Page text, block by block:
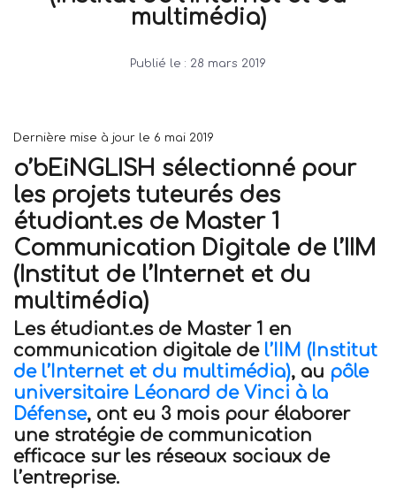
multimédia)
Publié le : 28 mars 2019
Dernière mise à jour le 6 mai 2019
o’bEiNGLISH sélectionné pour
les projets tuteurés des
étudiant.es de Master 1
Communication Digitale de l’IIM
(Institut de l’Internet et du
multimédia)
Les étudiant.es de Master 1 en
communication digitale de l’IIM (Institut
de l’Internet et du multimédia), au pôle
universitaire Léonard de Vinci à la
Défense, ont eu 3 mois pour élaborer
une stratégie de communication
efficace sur les réseaux sociaux de
l’entreprise.